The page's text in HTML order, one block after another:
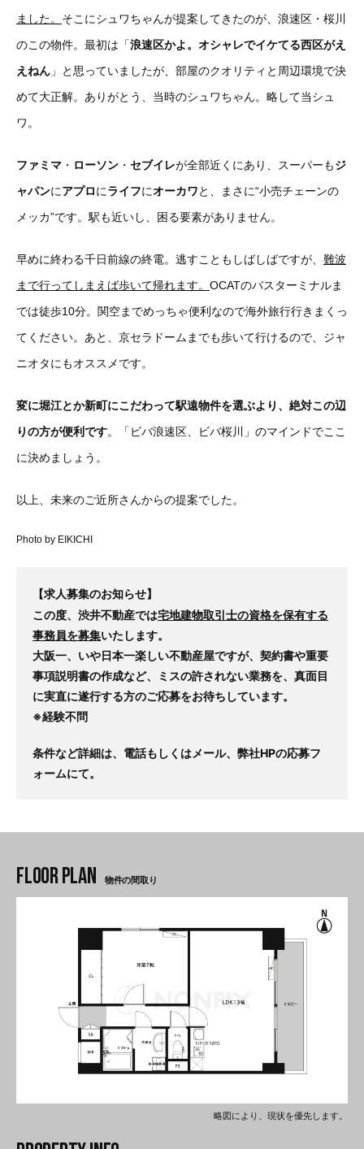
ました。 そこにシュワちゃんが提案してきたのが、浪速区・桜川
のこの物件。最初は「浪速区かよ。オシャレでイケてる西区がえ
えねん 」と思っていましたが、部屋のクオリティと周辺環境で決
めて大正解。ありがとう、当時のシュワちゃん。略して当シュ
ワ。
ファミマ ・ ローソン ・ セブイレが全部近くにあり、スーパーもジ
ャパンにアプロにライフにオーカワと、まさに“小売チェーンの
メッカ”です。駅も近いし、困る要素がありません。
早めに終わる千日前線の終電。逃すこともしばしばですが、 難波
まで行ってしまえば歩いて帰れます。 OCATのバスターミナルま
では徒歩10分。関空までめっちゃ便利なので海外旅行行きまくっ
てください。あと、京セラドームまでも歩いて行けるので、ジャ
ニオタにもオススメです。
変に堀江とか新町にこだわって駅遠物件を選ぶより、絶対この辺
りの方が便利です。「ビバ浪速区、ビバ桜川」のマインドでここ
に決めましょう。
以上、未来のご近所さんからの提案でした。
Photo by EIKICHI
【求人募集のお知らせ】
この度、渋井不動産では宅地建物取引士の資格を保有する
事務員を募集いたします。
大阪一、いや日本一楽しい不動産屋ですが、契約書や重要
事項説明書の作成など、ミスの許されない業務を、真面目
に実直に遂行する方のご応募をお待ちしています。
※経験不問
条件など詳細は、電話もしくはメール、弊社HPの応募フ
ォームにて。
物件の間取り
略図により、現状を優先します。